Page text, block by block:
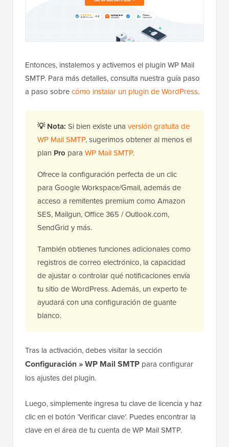
Entonces, instalemos y activemos el plugin WP Mail
SMTP. Para más detalles, consulta nuestra guía paso
a paso sobrecómo instalar un plugin de WordPress.
💡 Nota: Si bien existe una versión gratuita de
WP Mail SMTP, sugerimos obtener al menos el
plan Pro para WP Mail SMTP.
Ofrece la configuración perfecta de un clic
para Google Workspace/Gmail, además de
acceso a remitentes premium como Amazon
SES, Mailgun, Office 365 / Outlook.com,
SendGrid y más.
También obtienes funciones adicionales como
registros de correo electrónico, la capacidad
de ajustar o controlar qué notificaciones envía
tu sitio de WordPress. Además, un experto te
ayudará con una configuración de guante
blanco.
Tras la activación, debes visitar la sección
Configuración » WP Mail SMTP para configurar
los ajustes del plugin.
Luego, simplemente ingresa tu clave de licencia y haz
clic en el botón ‘Verificar clave’. Puedes encontrar la
clave en el área de tu cuenta de WP Mail SMTP.